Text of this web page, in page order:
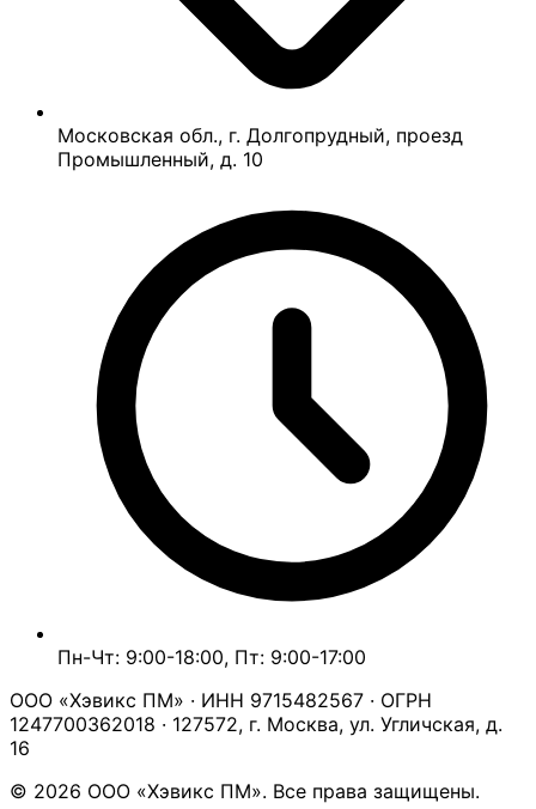
Московская обл., г. Долгопрудный, проезд
Промышленный, д. 10
Пн-Чт: 9:00-18:00, Пт: 9:00-17:00
ООО «Хэвикс ПМ» · ИНН 9715482567 · ОГРН
1247700362018 · 127572, г. Москва, ул. Угличская, д.
16
© 2026 ООО «Хэвикс ПМ». Все права защищены.